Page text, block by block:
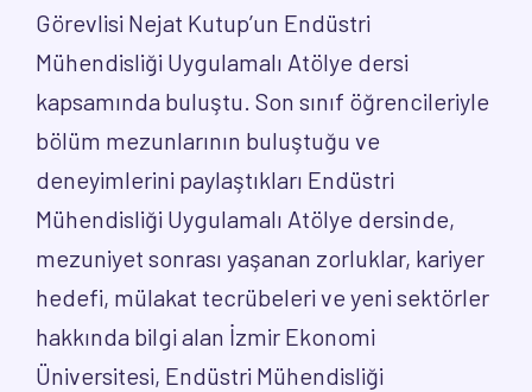
Görevlisi Nejat Kutup’un Endüstri
Mühendisliği Uygulamalı Atölye dersi
kapsamında buluştu. Son sınıf öğrencileriyle
bölüm mezunlarının buluştuğu ve
deneyimlerini paylaştıkları Endüstri
Mühendisliği Uygulamalı Atölye dersinde,
mezuniyet sonrası yaşanan zorluklar, kariyer
hedefi, mülakat tecrübeleri ve yeni sektörler
hakkında bilgi alan İzmir Ekonomi
Üniversitesi, Endüstri Mühendisliği